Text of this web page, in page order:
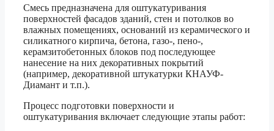
Смесь предназначена для оштукатуривания
поверхностей фасадов зданий, стен и потолков во
влажных помещениях, оснований из керамического и
силикатного кирпича, бетона, газо-, пено-,
керамзитобетонных блоков под последующее
нанесение на них декоративных покрытий
(например, декоративной штукатурки КНАУФ-
Диамант и т.п.).
Процесс подготовки поверхности и
оштукатуривания включает следующие этапы работ: